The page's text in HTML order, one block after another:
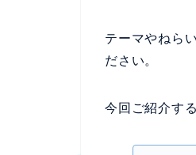
テーマやねら
ださい。
今回ご紹介す